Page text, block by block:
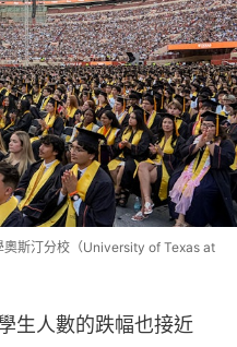
斯汀分校（University of Texas at
生人數的跌幅也接近